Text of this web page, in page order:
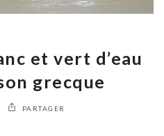
et vert d’eau
grecque
PARTAGER